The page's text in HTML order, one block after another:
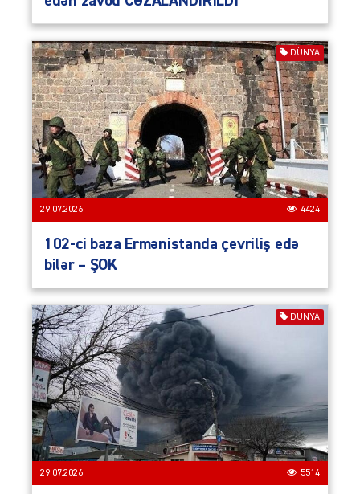
DÜNYA
29.07.2026 4424
102-ci baza Ermənistanda çevriliş edə
bilər – ŞOK
DÜNYA
29.07.2026 5514